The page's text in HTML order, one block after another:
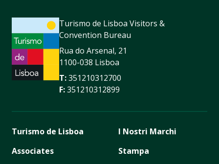
Turismo de Lisboa Visitors &
Convention Bureau
Rua do Arsenal, 21
1100-038 Lisboa
T:351210312700
F:351210312899
Turismo de Lisboa
Associates
I Nostri Marchi
Stampa